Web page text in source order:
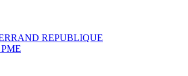
REPUBLIQUE